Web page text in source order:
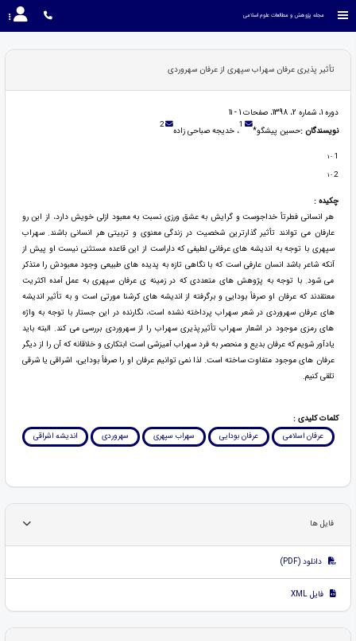
مجله پژوهش و مطالعات علوم اسلامی
تأثیر پذیری عرفان سهراب سپهری از عرفان سهروردی
دوره 1، شماره 2، 1398، صفحات 1 - 11
نویسندگان :حسین پیشگو* 1، خدیجه صباحی زاده 2
1
- 1
2
- 1
چکیده :
هر انسانی فطرتأ خداجوست و گرایش به عشق ورزی نسبت به معبود ازلی خویش دارد، از این رو
عارفان می توانند تأثیر گذارترین شخصیت در زندگی معنوی و تربیتی هر انسانی باشند. سهراب
سپهری با توجه به اندیشه های عرفانی لطیفی که داراست از این قاعده مستثنی نیست او پیش از
آنکه شاعر باشد انسان عارفی است که با نگاهی تازه به پدیده های طبیعی وجود معبودش را متذکر
می شود. با توجه به پژوهش های متعددی که در زمینه ی عرفان سپهری به عمل آمده اکثریت
معتقدند که عرفان او صرفأ بودایی و برگرفته از اندیشه های کرشنا مورتی است و به تأثیر اندیشه
های عرفان سهروردی در شعر سهراب پرداخته نشده است، نگارنده در این جستار با توجه به واژه
های رمزی موجود در اشعار سهراب تأثیرپذیری سهراب را از سهروردی بررسی می کند. البته باید
یادآور شویم که عرفان بدیع و منحصر به فرد سهراب آمیزشی است ابتکاری و خلاقانه که آن را از دیگر
عرفان های موجود متفاوت ساخته است. لذا نمی توانیم عرفان او را صرفأ بودایی، اشراقی یا شرقی
تلقی کنیم.
کلمات کلیدی :
عرفان اسلامی
عرفان بودایی سهراب سپهری سهروردی اندیشه اشراقی
فایل ها
دانلود (PDF)
فایل XML